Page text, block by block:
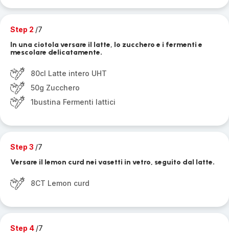
Step 2 /7
In una ciotola versare il latte, lo zucchero e i fermenti e
mescolare delicatamente.
80cl Latte intero UHT
50g Zucchero
1bustina Fermenti lattici
Step 3 /7
Versare il lemon curd nei vasetti in vetro, seguito dal latte.
8CT Lemon curd
Step 4 /7